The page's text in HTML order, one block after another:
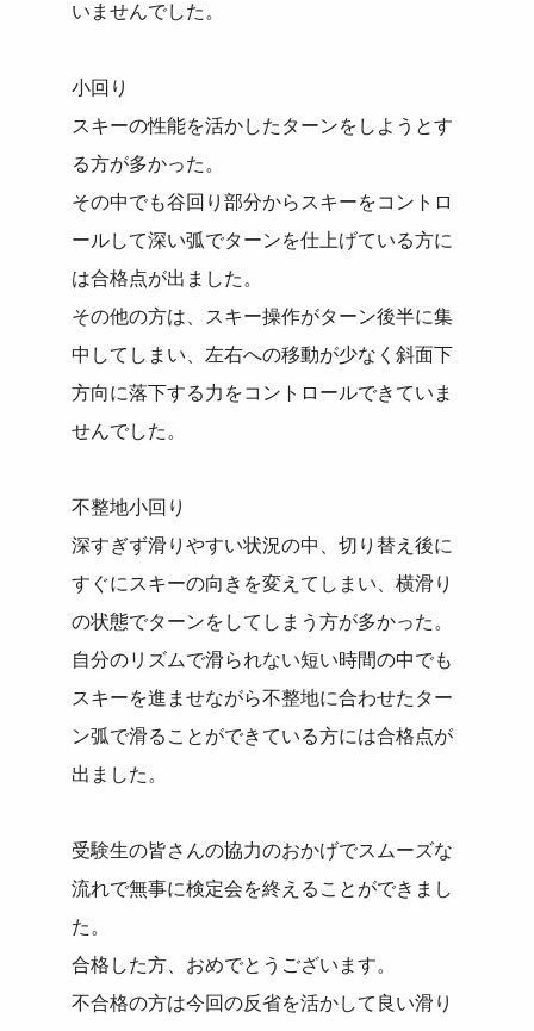
いませんでした。
小回り
スキーの性能を活かしたターンをしようとす
る方が多かった。
その中でも谷回り部分からスキーをコントロ
ールして深い弧でターンを仕上げている方に
は合格点が出ました。
その他の方は、スキー操作がターン後半に集
中してしまい、左右への移動が少なく斜面下
方向に落下する力をコントロールできていま
せんでした。
不整地小回り
深すぎず滑りやすい状況の中、切り替え後に
すぐにスキーの向きを変えてしまい、横滑り
の状態でターンをしてしまう方が多かった。
自分のリズムで滑られない短い時間の中でも
スキーを進ませながら不整地に合わせたター
ン弧で滑ることができている方には合格点が
出ました。
受験生の皆さんの協力のおかげでスムーズな
流れで無事に検定会を終えることができまし
た。
合格した方、おめでとうございます。
不合格の方は今回の反省を活かして良い滑り